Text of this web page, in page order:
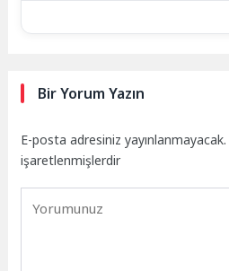
Bir Yorum Yazın
E-posta adresiniz yayınlanmayacak.
işaretlenmişlerdir